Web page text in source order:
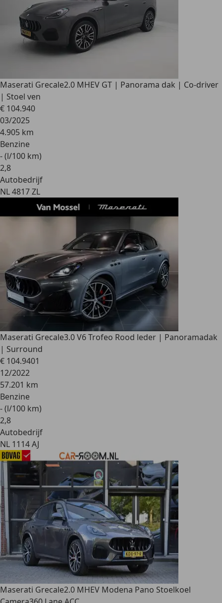
Maserati Grecale2.0 MHEV GT | Panorama dak | Co-driver
| Stoel ven
€ 104.940
03/2025
4.905 km
Benzine
- (l/100 km)
2,8
Autobedrijf
NL 4817 ZL
Maserati Grecale3.0 V6 Trofeo Rood leder | Panoramadak
| Surround
€ 104.9401
12/2022
57.201 km
Benzine
- (l/100 km)
2,8
Autobedrijf
NL 1114 AJ
Maserati Grecale2.0 MHEV Modena Pano Stoelkoel